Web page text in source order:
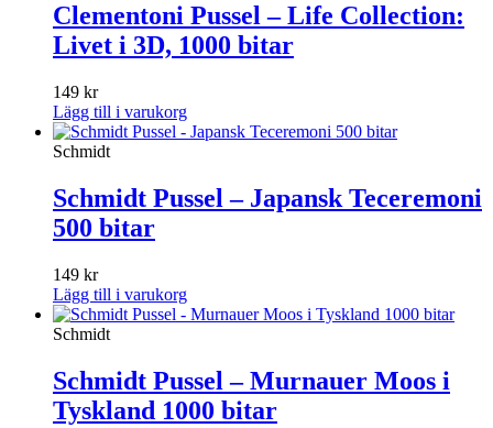
Clementoni Pussel – Life Collection:
Livet i 3D, 1000 bitar
149 kr
Lägg till i varukorg
Schmidt
Schmidt Pussel – Japansk Teceremoni
500 bitar
149 kr
Lägg till i varukorg
Schmidt
Schmidt Pussel – Murnauer Moos i
Tyskland 1000 bitar